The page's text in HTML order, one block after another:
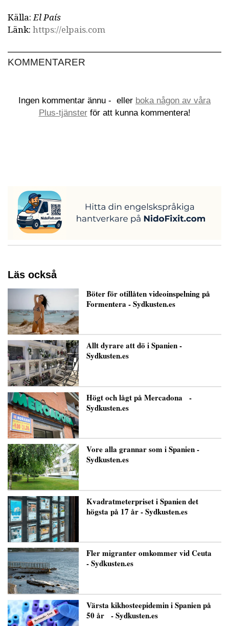
Källa:El País
Länk: https://elpais.com
KOMMENTARER
Ingen kommentar ännu - eller boka någon av våra
Plus-tjänsterför att kunna kommentera!